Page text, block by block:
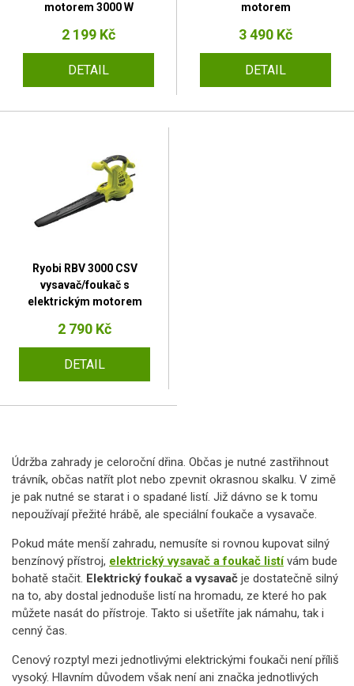
motorem 3000 W
2 199 Kč
DETAIL
motorem
3 490 Kč
DETAIL
Ryobi RBV 3000 CSV
vysavač/foukač s
elektrickým motorem
2 790 Kč
DETAIL
Údržba zahrady je celoroční dřina. Občas je nutné zastřihnout
trávník, občas natřít plot nebo zpevnit okrasnou skalku. V zimě
je pak nutné se starat i o spadané listí. Již dávno se k tomu
nepoužívají přežité hrábě, ale speciální foukače a vysavače.
Pokud máte menší zahradu, nemusíte si rovnou kupovat silný
benzínový přístroj, elektrický vysavač a foukač listívám bude
bohatě stačit. Elektrický foukač a vysavač je dostatečně silný
na to, aby dostal jednoduše listí na hromadu, ze které ho pak
můžete nasát do přístroje. Takto si ušetříte jak námahu, tak i
cenný čas.
Cenový rozptyl mezi jednotlivými elektrickými foukači není příliš
vysoký. Hlavním důvodem však není ani značka jednotlivých